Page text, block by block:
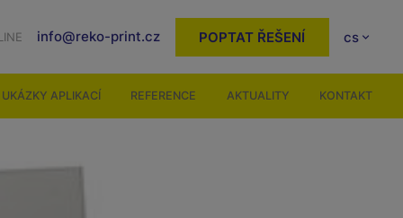
info@reko-print.cz POPTAT ŘEŠENÍ cs
UKÁZKY APLIKACÍ REFERENCE AKTUALITY KONTAKT